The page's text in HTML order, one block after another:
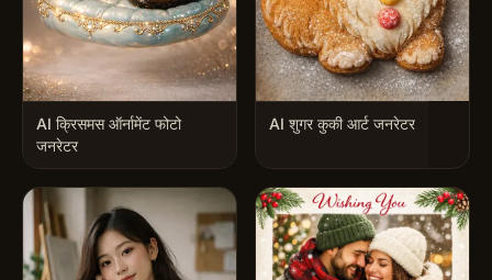
AI क्रिसमस ऑर्नामेंट फोटो
जनरेटर
AI शुगर कुकी आर्ट जनरेटर